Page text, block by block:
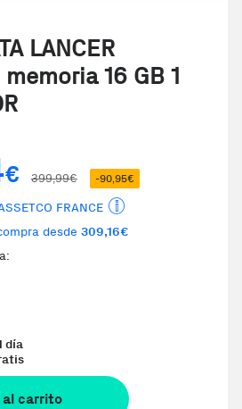
LANCER
16 GB 1
€ 399,99€ -90,95€
FRANCE
desde 309,16€
día
al carrito